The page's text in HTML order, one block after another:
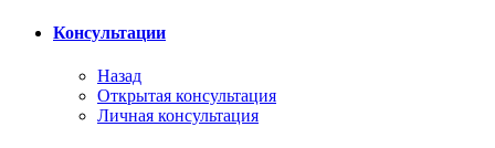
Консультации
Назад
Открытая консультация
Личная консультация